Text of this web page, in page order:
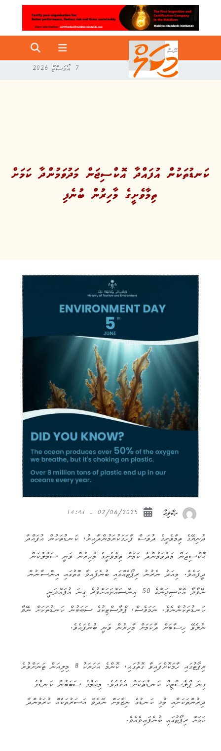
7 އޯގަސްޓް 2026
ކަނޑުތަކުން އުފައްދާ އޮކްސިޖަން މަދުވަމުންދާ ކަމަށް
ތިމާވެށީގެ މާހިރުން ބުނެފި
ޞާލިޙް
ދުނިޔޭގެ ތިމާވެށީގެ ދުވަސް ފާހަގަކުރަމުންދާއިރު، ކަނޑުތަކުން އުފައްދާ
އޮކްސިޖަން މަދުވަމުންދާ ކަމަށް ތިމާވެށީގެ މާހިރުން ވަނީ ސަމާލުކަން
ދީފައެވެ. މިއަދު ނެރުނު ރިޕޯޓެއްގައި ބުނެފައިވާ ގޮތުގައި އިންސާނުން
ނޭވާލާ އޮކްސިޖަންގެ 50 އިންސައްތައަށްވުރެ ގިނަ އުފައްދަނީ
ކަނޑުތަކުންނެވެ. ނަމަވެސް، ޕްލާސްޓިކުގެ ސަބަބުން ކަނޑުތަކަށް ނޭވާ
ނުލެވޭ ހިސާބަށް ދާކަމަށް މާހިރުން ވަނީ ބުނެފައެވެ.
ރިޕޯޓުގައި ހާމަކޮށްފައިވާ ގޮތުގައި، ކޮންމެ އަހަރަކު 8 މިލިއަން ޓަނަށްވުރެ
ގިނަ ޕްލާސްޓިކް ކަނޑުތަކަށް އެޅެއެވެ. މިކަމުގެ ސަބަބުން ކަނޑުގެ
ދިރުންތަކަށާއި މުޅި ކަނޑުގެ ނިޒާމަށް ނޭދެވޭ އަސަރުތަކެއް ކުރަމުންދާ
ކަމަށް ރިޕޯޓުގައި ބުނެފައިވެއެވެ.